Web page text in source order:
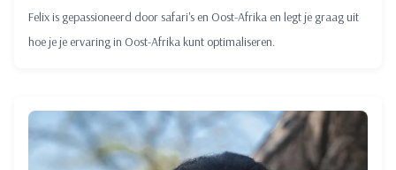
Felix is gepassioneerd door safari's en Oost-Afrika en legt je graag uit
hoe je je ervaring in Oost-Afrika kunt optimaliseren.